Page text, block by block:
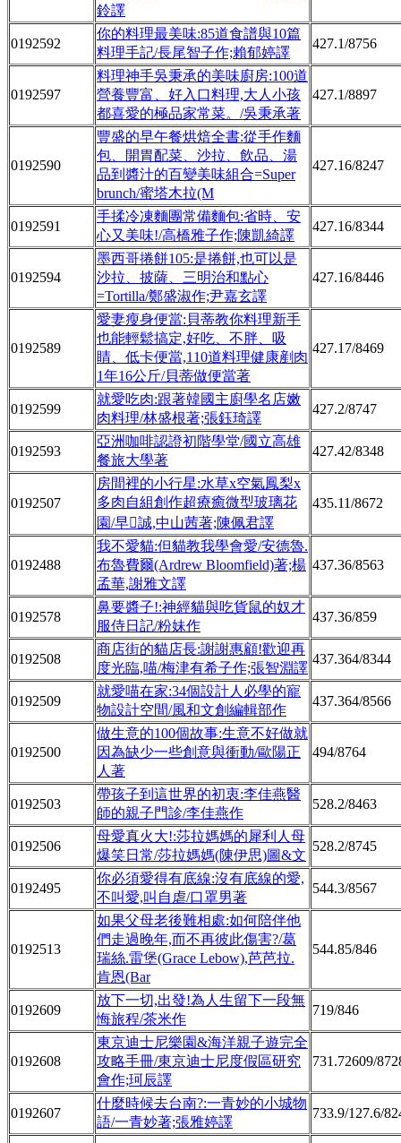
鈴譯
0192592
你的料理最美味:85道食譜與10篇
料理手記/長尾智子作;賴郁婷譯
427.1/8756
0192597
料理神手吳秉承的美味廚房:100道
營養豐富、好入口料理,大人小孩
都喜愛的極品家常菜。/吳秉承著
427.1/8897
0192590
豐盛的早午餐烘焙全書:從手作麵
包、開胃配菜、沙拉、飲品、湯
品到醬汁的百變美味組合=Super
brunch/蜜塔木拉(M
427.16/8247
0192591
手揉冷凍麵團常備麵包:省時、安
心又美味!/高橋雅子作;陳凱綺譯
427.16/8344
0192594
墨西哥捲餅105:是捲餅,也可以是
沙拉、披薩、三明治和點心
=Tortilla/鄭盛淑作;尹嘉玄譯
427.16/8446
0192589
愛妻瘦身便當:貝蒂教你料理新手
也能輕鬆搞定,好吃、不胖、吸
睛、低卡便當,110道料理健康剷肉
1年16公斤/貝蒂做便當著
427.17/8469
0192599
就愛吃肉:跟著韓國主廚學名店嫩
肉料理/林盛根著;張鈺琦譯
427.2/8747
0192593
亞洲咖啡認證初階學堂/國立高雄
餐旅大學著
427.42/8348
0192507
房間裡的小行星:水草x空氣鳳梨x
多肉自組創作超療癒微型玻璃花
園/早誠,中山茜著;陳佩君譯
435.11/8672
0192488
我不愛貓:但貓教我學會愛/安德魯.
布魯費爾(Ardrew Bloomfield)著;楊
孟華,謝雅文譯
437.36/8563
0192578
鼻要醬子!:神經貓與吃貨鼠的奴才
服侍日記/粉妹作
437.36/859
0192508
商店街的貓店長:謝謝惠顧!歡迎再
度光臨,喵/梅津有希子作;張智淵譯
437.364/8344
0192509
就愛喵在家:34個設計人必學的寵
物設計空間/風和文創編輯部作
437.364/8566
0192500
做生意的100個故事:生意不好做就
因為缺少一些創意與衝動/歐陽正
人著
494/8764
0192503
帶孩子到這世界的初衷:李佳燕醫
師的親子門診/李佳燕作
528.2/8463
0192506
母愛真火大!:莎拉媽媽的犀利人母
爆笑日常/莎拉媽媽(陳伊思)圖&文
528.2/8745
0192495
你必須愛得有底線:沒有底線的愛,
不叫愛,叫自虐/口罩男著
544.3/8567
0192513
如果父母老後難相處:如何陪伴他
們走過晚年,而不再彼此傷害?/葛
瑞絲.雷堡(Grace Lebow),芭芭拉.
肯恩(Bar
544.85/846
0192609
放下一切,出發!為人生留下一段無
悔旅程/茶米作
719/846
0192608
東京迪士尼樂園&海洋親子遊完全
攻略手冊/東京迪士尼度假區研究
會作;珂辰譯
731.72609/
0192607
什麼時候去台南?:一青妙的小城物
語/一青妙著;張雅婷譯
733.9/127.6/